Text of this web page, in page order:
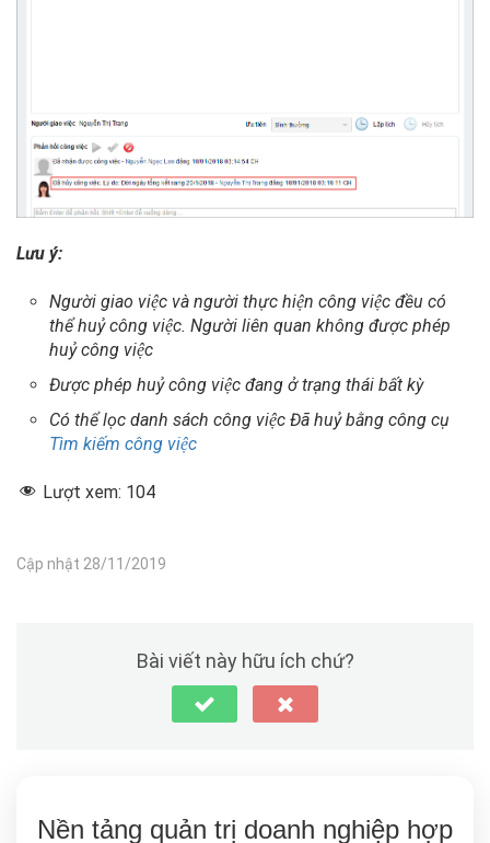
Lưu ý:
Người giao việc và người thực hiện công việc đều có
thể huỷ công việc. Người liên quan không được phép
huỷ công việc
Được phép huỷ công việc đang ở trạng thái bất kỳ
Có thể lọc danh sách công việc Đã huỷ bằng công cụ
Tìm kiếm công việc
Lượt xem: 104
Cập nhật 28/11/2019
Bài viết này hữu ích chứ?
Nền tảng quản trị doanh nghiệp hợp